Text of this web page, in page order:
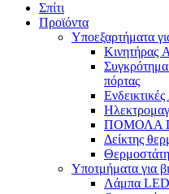
Σπίτι
Προϊόντα
Υποεξαρτήματα
Κινητήρας
Συγκρότημα
πόρτας
Ενδεικτικές
ΠΟΜΟΛΑ
Δείκτης
Υποτμήματα για
Λάμπα